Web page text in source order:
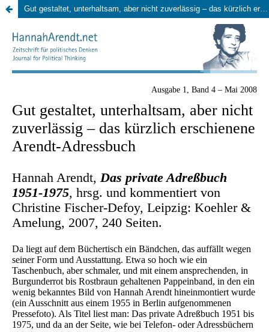
Gut gestaltet, unterhaltsam, aber nicht zuverlässig – das kürzlich erschienene Arendt-Adressbuch